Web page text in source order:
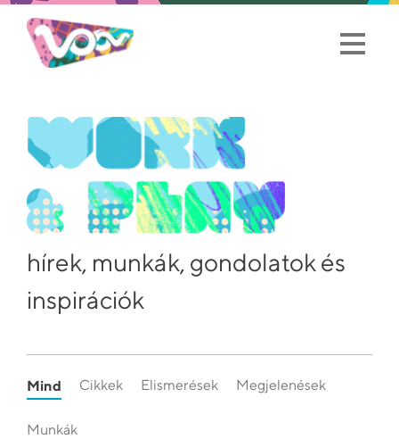
hírek, munkák, gondolatok és
inspirációk
Mind Cikkek Elismerések Megjelenések
Munkák